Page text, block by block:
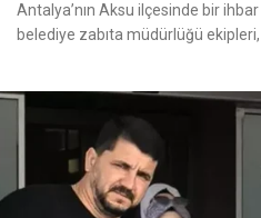
Antalya’nın Aksu ilçesinde bir
belediye zabıta müdürlüğü